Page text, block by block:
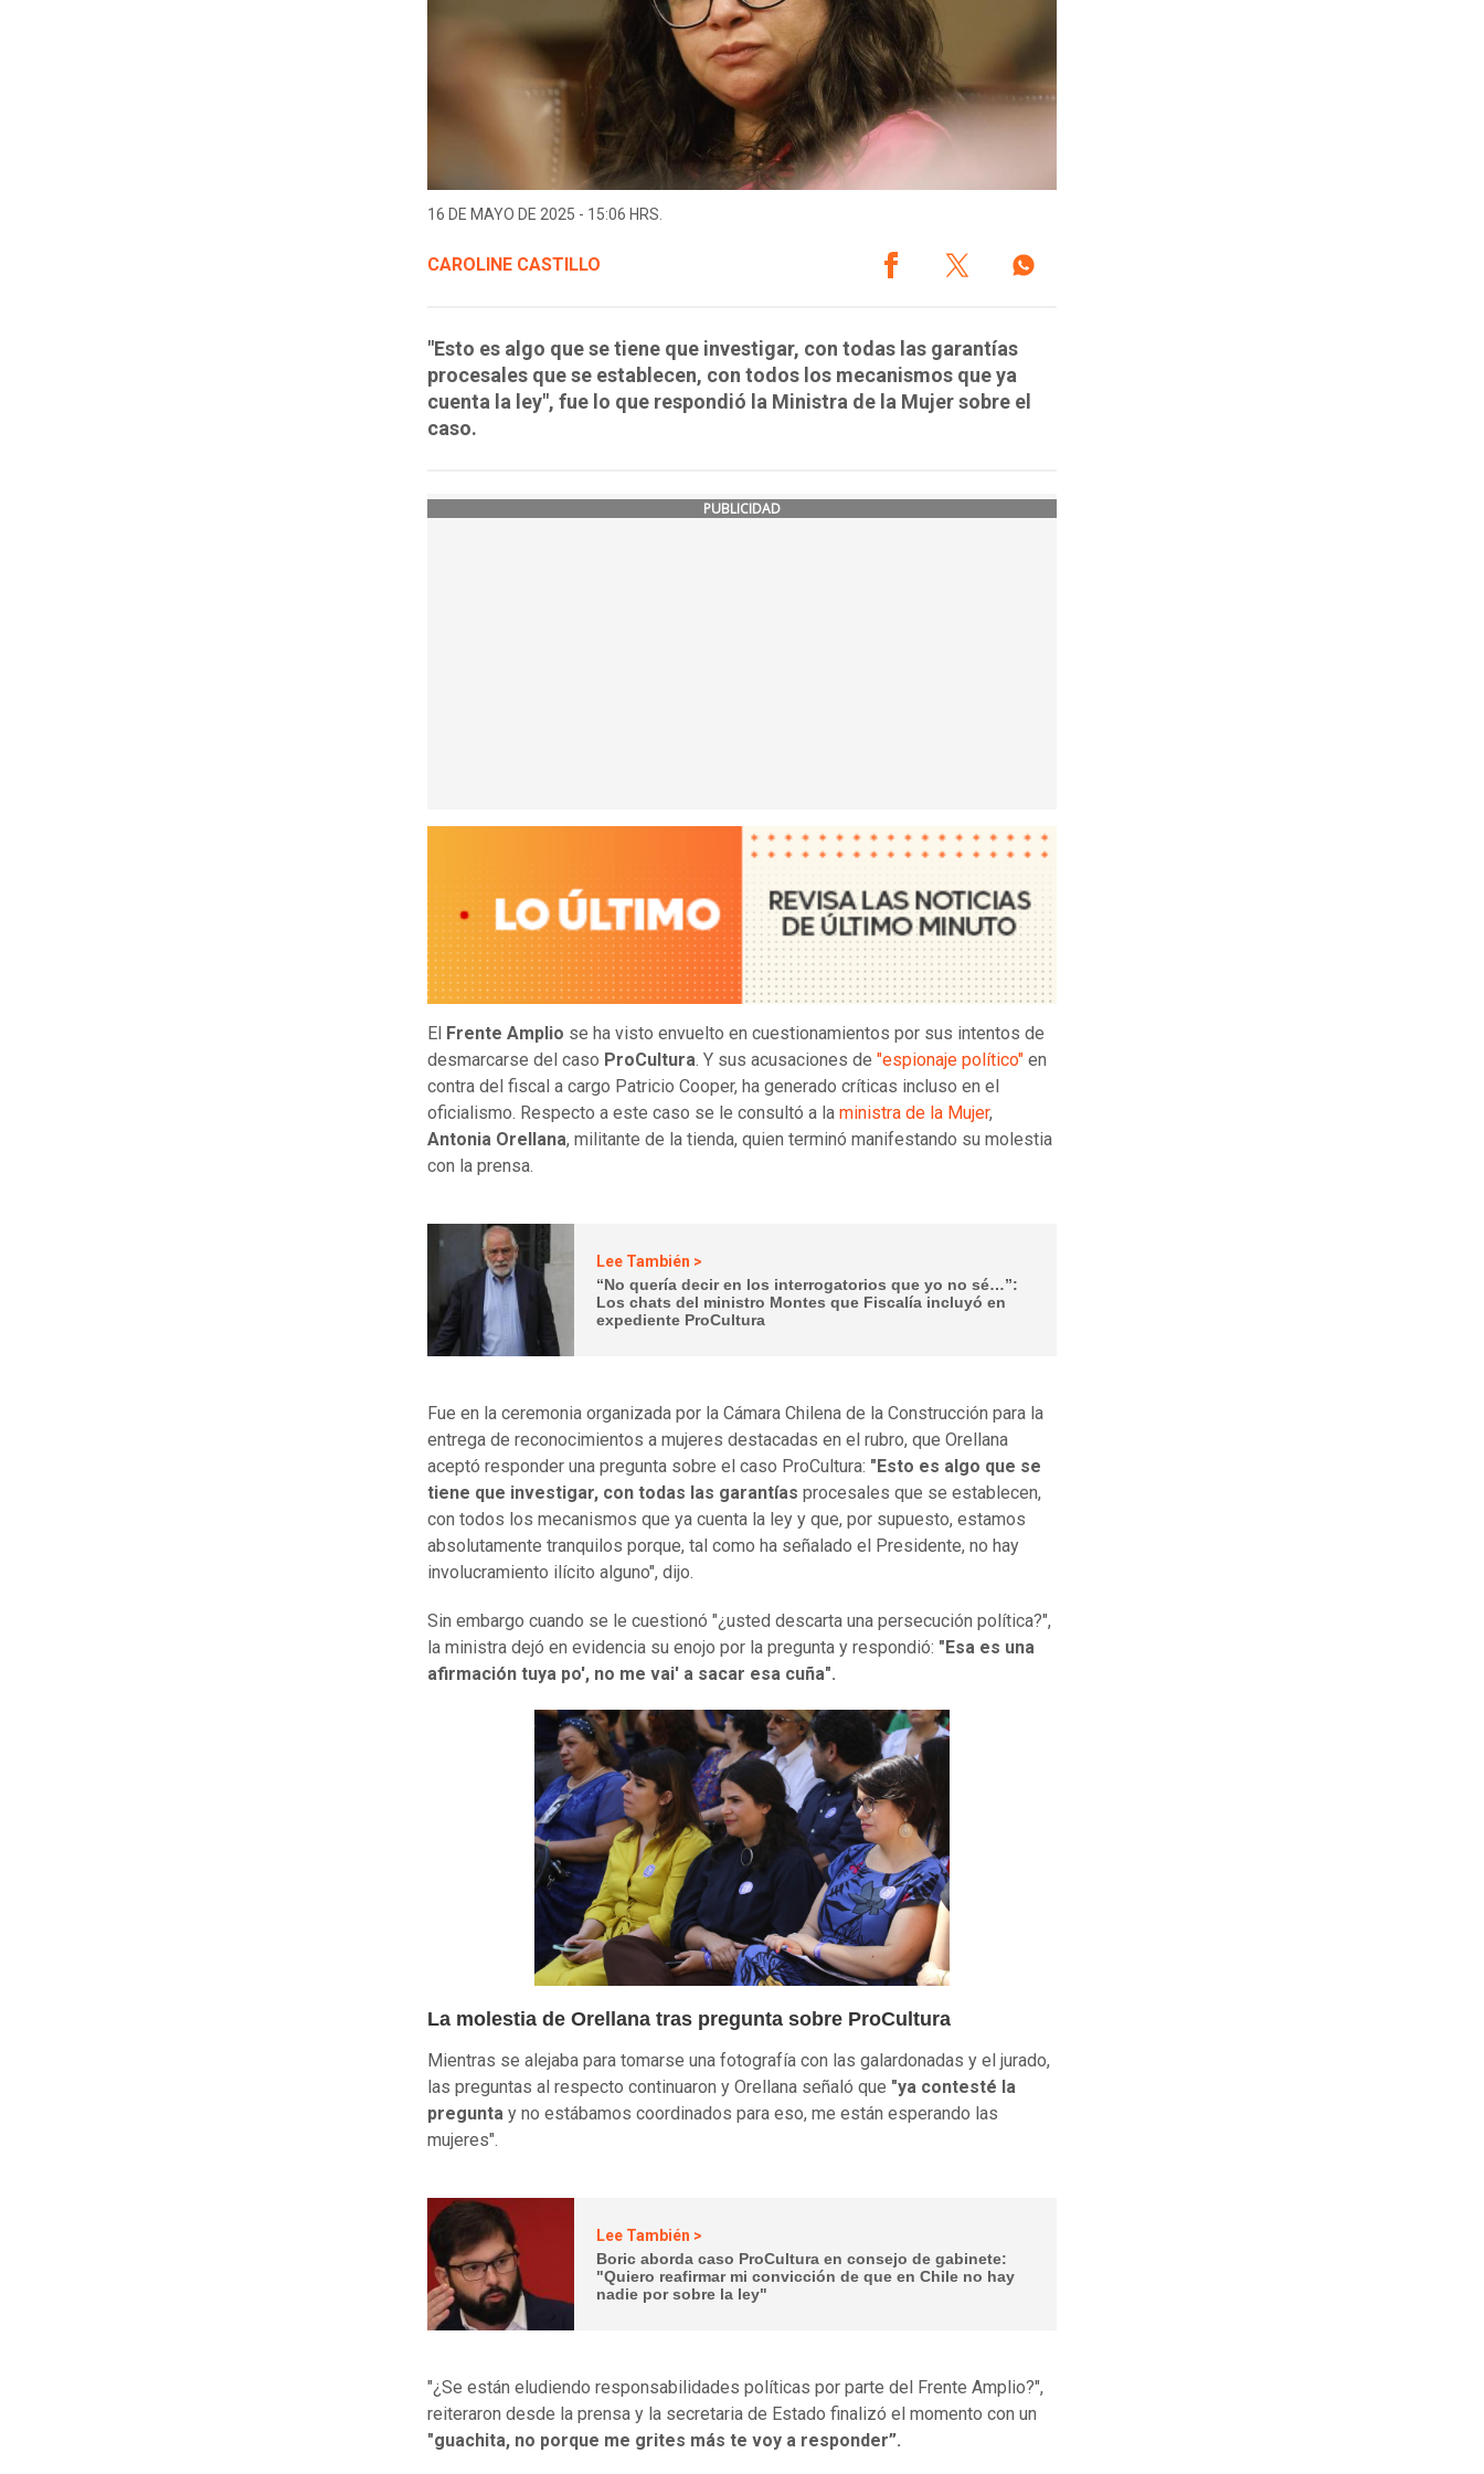
16 DE MAYO DE 2025 - 15:06 HRS.
CAROLINE CASTILLO
"Esto es algo que se tiene que investigar, con todas las garantías
procesales que se establecen, con todos los mecanismos que ya
cuenta la ley", fue lo que respondió la Ministra de la Mujer sobre el
caso.
PUBLICIDAD
El Frente Amplio se ha visto envuelto en cuestionamientos por sus intentos de
desmarcarse del caso ProCultura. Y sus acusaciones de "espionaje político" en
contra del fiscal a cargo Patricio Cooper, ha generado críticas incluso en el
oficialismo. Respecto a este caso se le consultó a la ministra de la Mujer,
Antonia Orellana, militante de la tienda, quien terminó manifestando su molestia
con la prensa.
Lee También >
“No quería decir en los interrogatorios que yo no sé…”:
Los chats del ministro Montes que Fiscalía incluyó en
expediente ProCultura
Fue en la ceremonia organizada por la Cámara Chilena de la Construcción para la
entrega de reconocimientos a mujeres destacadas en el rubro, que Orellana
aceptó responder una pregunta sobre el caso ProCultura: "Esto es algo que se
tiene que investigar, con todas las garantías procesales que se establecen,
con todos los mecanismos que ya cuenta la ley y que, por supuesto, estamos
absolutamente tranquilos porque, tal como ha señalado el Presidente, no hay
involucramiento ilícito alguno", dijo.
Sin embargo cuando se le cuestionó "¿usted descarta una persecución política?",
la ministra dejó en evidencia su enojo por la pregunta y respondió: "Esa es una
afirmación tuya po', no me vai' a sacar esa cuña".
La molestia de Orellana tras pregunta sobre ProCultura
Mientras se alejaba para tomarse una fotografía con las galardonadas y el jurado,
las preguntas al respecto continuaron y Orellana señaló que "ya contesté la
pregunta y no estábamos coordinados para eso, me están esperando las
mujeres".
Lee También >
Boric aborda caso ProCultura en consejo de gabinete:
"Quiero reafirmar mi convicción de que en Chile no hay
nadie por sobre la ley"
"¿Se están eludiendo responsabilidades políticas por parte del Frente Amplio?",
reiteraron desde la prensa y la secretaria de Estado finalizó el momento con un
"guachita, no porque me grites más te voy a responder”.